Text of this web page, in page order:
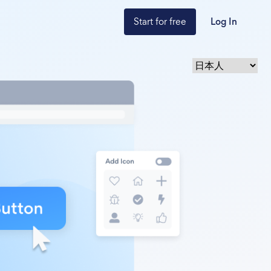
Start for free Log In